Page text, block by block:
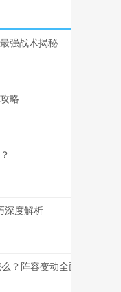
强战术揭秘
略
深度解析
？阵容变动全面分析